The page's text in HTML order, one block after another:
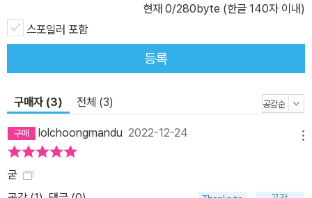
현재 0/280byte (한글 140자 이내)
스포일러 포함
등록
구매자 (3) 전체 (3)
lolchoongmandu 2022-12-24
굳